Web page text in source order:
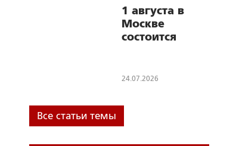
нашего Отечества
1 августа в
Москве
состоится
к 112-й
начала Первой
войны
24.07.2026
Все статьи темы